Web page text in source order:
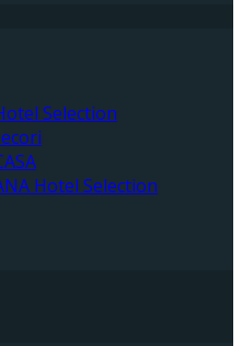
Selection
Hotel Selection